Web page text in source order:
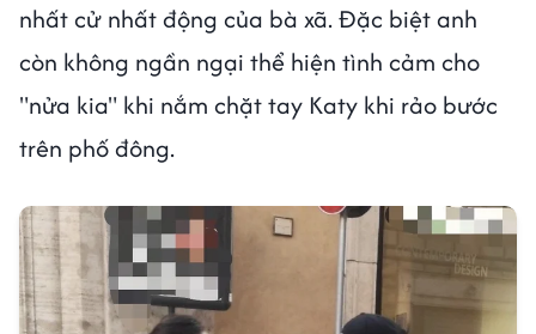
nhất cử nhất động của bà xã. Đặc biệt anh
còn không ngần ngại thể hiện tình cảm cho
"nửa kia" khi nắm chặt tay Katy khi rảo bước
trên phố đông.